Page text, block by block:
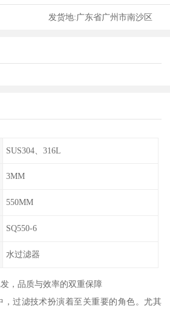
发货地:广东省广州市南沙区
SUS304、316L
3MM
550MM
SQ550-6
水过滤器
，品质与效率的双重保障
，过滤技术扮演着至关重要的角色。尤其